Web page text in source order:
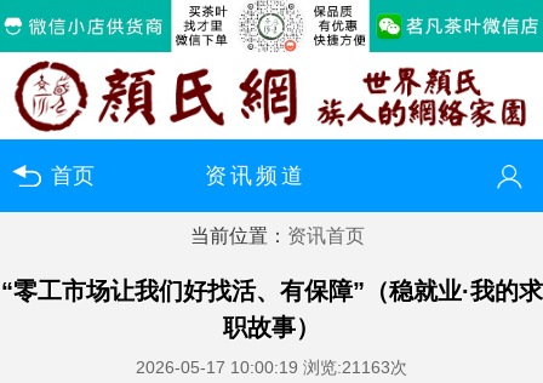
首页 资讯频道
您好！欢迎来到颜氏网（颜氏文商网）
当前位置： 资讯首页
“零工市场让我们好找活、有保障”（稳就业·我的求
职故事）
2026-05-17 10:00:19 浏览:21163次